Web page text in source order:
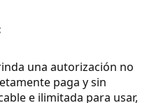
una autorización no
paga y sin
e ilimitada para usar,